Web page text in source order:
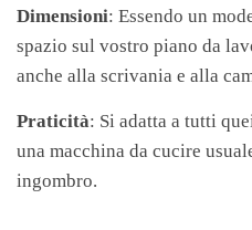
Dimensioni: Essendo un
spazio sul vostro piano da
anche alla scrivania e alla
Praticità: Si adatta a tutti
una macchina da cucire
ingombro.